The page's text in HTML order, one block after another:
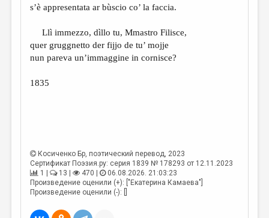
ТРЕДИАКОВСКИЙ
МЕДИА
ВКОНТАКТЕ
s’è appresentata ar bùscio co’ la faccia.
Llì immezzo, dìllo tu, Mmastro Filisce,
quer gruggnetto der fijjo de tu’ mojje
nun pareva un’immaggine in cornisce?
1835
Косиченко Бр, поэтический перевод, 2023
Сертификат Поэзия.ру: серия 1839 № 178293 от 12.11.2023
1 |
13 | 470 |
06.08.2026. 21:03:23
Произведение оценили (+): ["Екатерина Камаева"]
Произведение оценили (-): []